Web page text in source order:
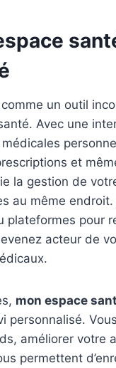
comme un outil
Avec une
et
la gestion de
au même endroit.
pour
acteur de
mon espace
personnalisé.
améliorer votre
permettent